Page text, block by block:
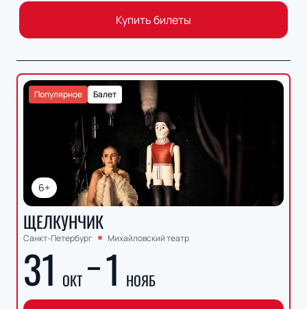
Купить билеты
6+
Балет
Популярное
ЩЕЛКУНЧИК
Санкт-Петербург Михайловский театр
31 ОКТ 1 НОЯБ